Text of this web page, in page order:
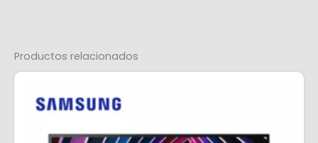
Productos relacionados